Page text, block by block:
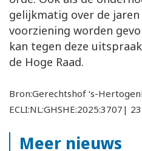
gelijkmatig over de
voorziening worden
kan tegen deze
de Hoge Raad.
Bron:Gerechtshof ‘s-
ECLI:NL:GHSHE:2025:3707|
Meer nieuws